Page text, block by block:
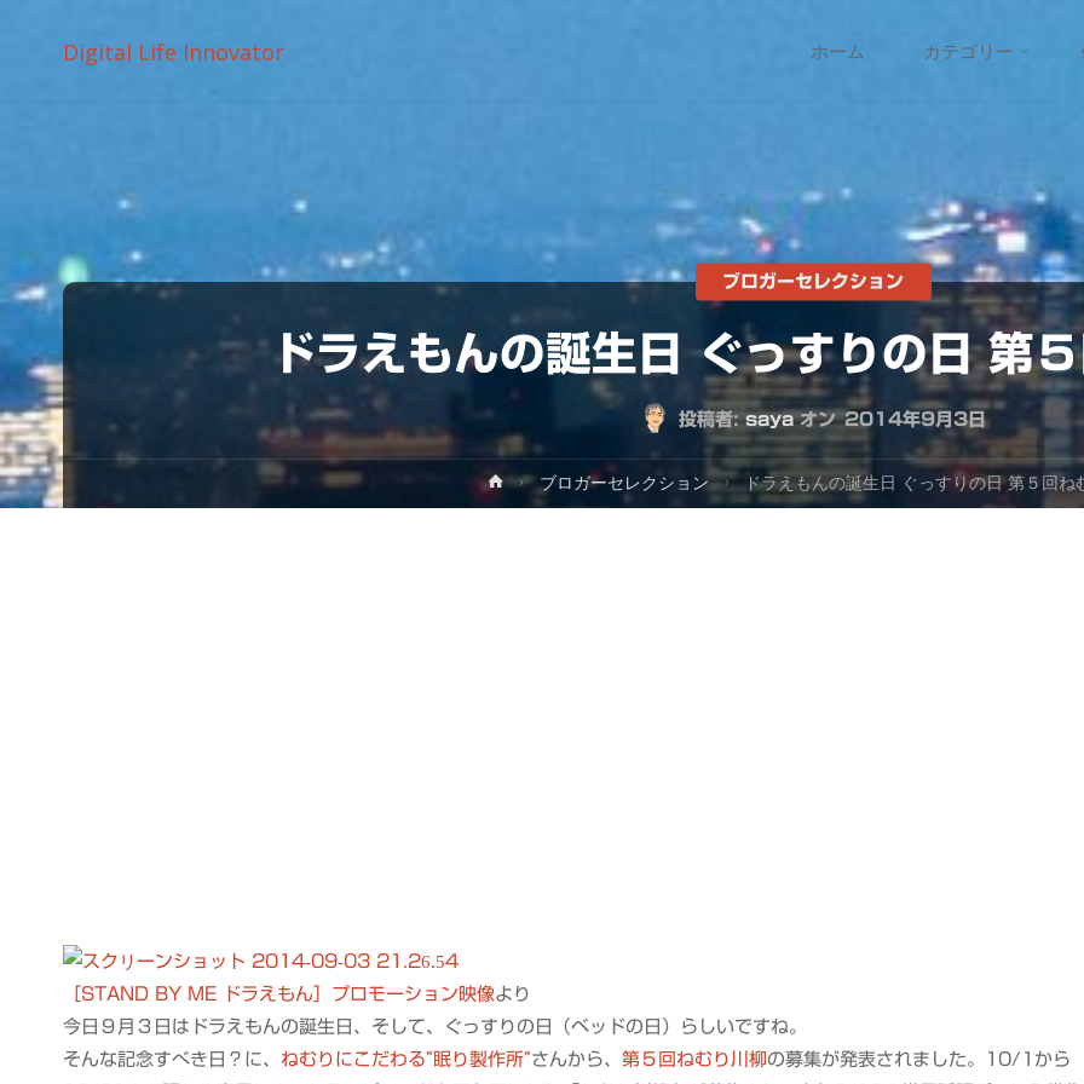
Digital Life Innovator
ツ
へ
ス
キ
ホーム カテゴリー
ドラえもんの誕生日 ぐっすりの日 第
投稿者: saya オン 2014年9月3日
ブロガーセレクション
ホ
ー
ブロガーセレクション ドラえもんの誕生日 ぐっすりの日 第５回ね
［STAND BY ME ドラえもん］プロモーション映像より
今日９月３日はドラえもんの誕生日、そして、ぐっすりの日（ベッドの日）らしいですね。
そんな記念すべき日？に、 ねむりにこだわる”眠り製作所”さんから、 第５回ねむり川柳 の募集が発表されました。10/1から